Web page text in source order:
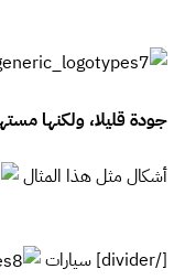
جودة قليلا، ولكنها
أشكال مثل هذا المثال
[/divider] سيارات